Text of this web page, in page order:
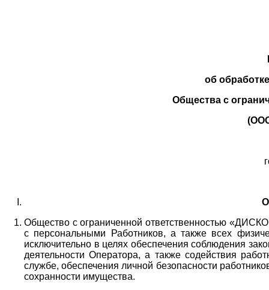
об
Общества с
Общество с ограниченной ответственностью
с персональными Работников, а также всех
исключительно в целях обеспечения соблюдения
деятельности Оператора,а также содействия
службе, обеспечения личной безопасности
сохранности имущества.